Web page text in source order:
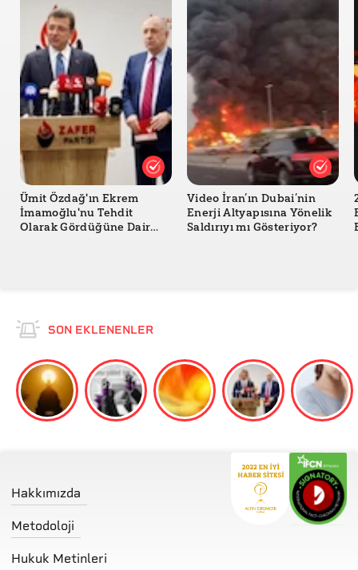
yardım toplama kanunu
Ümit Özdağ'ın Ekrem
İmamoğlu'nu Tehdit
Olarak Gördüğüne Dair
Video İran’ın Dubai’nin
Enerji Altyapısına Yönelik
Saldırıyı mı Gösteriyor?
SON EKLENENLER
Hakkımızda
Metodoloji
Hukuk Metinleri